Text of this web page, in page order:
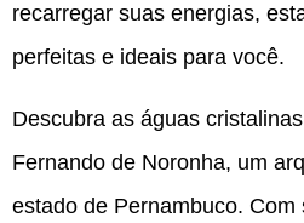
recarregar suas energias,
perfeitas e ideais para você.
Descubra as águas
Fernando de Noronha, um
estado de Pernambuco. Com